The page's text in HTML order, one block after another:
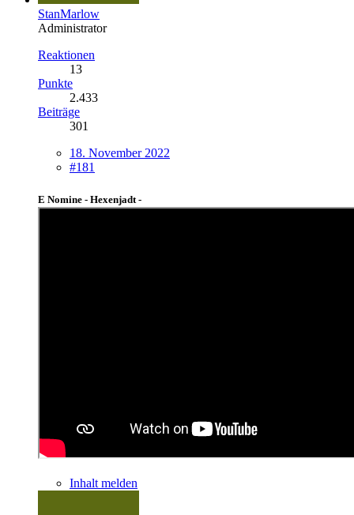
StanMarlow
Administrator
Reaktionen
13
Punkte
2.433
Beiträge
301
18. November 2022
#181
E Nomine - Hexenjadt -
Inhalt melden